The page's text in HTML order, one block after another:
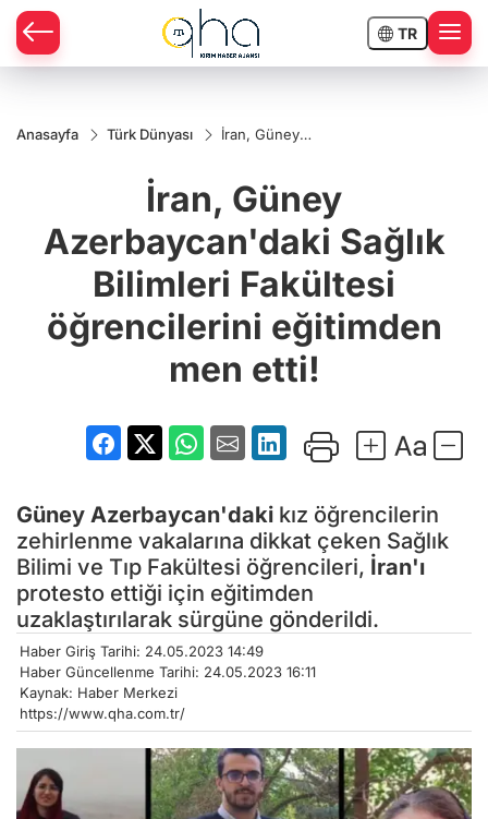
TR
Anasayfa Türk Dünyası
İran, Güney
Fakültesi
öğrencilerini
etti!
İran, Güney
Azerbaycan'daki Sağlık
Bilimleri Fakültesi
öğrencilerini eğitimden
men etti!
Güney Azerbaycan'daki kız öğrencilerin
zehirlenme vakalarına dikkat çeken Sağlık
Bilimi ve Tıp Fakültesi öğrencileri, İran'ı
protesto ettiği için eğitimden
uzaklaştırılarak sürgüne gönderildi.
Haber Giriş Tarihi: 24.05.2023 14:49
Haber Güncellenme Tarihi: 24.05.2023 16:11
Kaynak: Haber Merkezi
https://www.qha.com.tr/